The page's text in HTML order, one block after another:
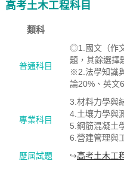
高考土木工程科目
類科
普通科目
◎1.國文（作
題，其餘選擇
※2.法學知識
論20%、英文
專業科目
3.材料力學與
4.土壤力學與
5.鋼筋混凝土
6.營建管理與
歷屆試題
↪高考土木工